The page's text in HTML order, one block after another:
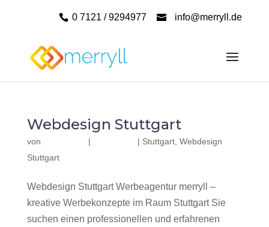
0 7121 / 9294977 info@merryll.de
Webdesign Stuttgart
von | | Stuttgart, Webdesign
Stuttgart
Webdesign Stuttgart Werbeagentur merryll –
kreative Werbekonzepte im Raum Stuttgart Sie
suchen einen professionellen und erfahrenen